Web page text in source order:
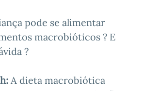
pode se alimentar
macrobióticos ? E
?
A dieta macrobiótica